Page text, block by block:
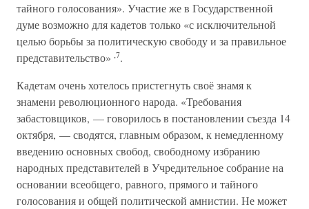
тайного голосования». Участие же в Государственной
думе возможно для кадетов только «с исключительной
целью борьбы за политическую свободу и за правильное
представительство» ,7.
Кадетам очень хотелось пристегнуть своё знамя к
знамени революционного народа. «Требования
забастовщиков, — говорилось в постановлении съезда 14
октября, — сводятся, главным образом, к немедленному
введению основных свобод, свободному избранию
народных представителей в Учредительное собрание на
основании всеобщего, равного, прямого и тайного
голосования и общей политической амнистии. Не может